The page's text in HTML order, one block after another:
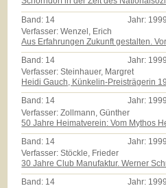
Band: 14 Jahr: 1999
Verfasser: Wenzel, Erich
Aus Erfahrungen Zukunft gestalten.
Band: 14 Jahr: 1999
Verfasser: Steinhauer, Margret
Heidi Gauch, Künkelin-Preisträgerin
Band: 14 Jahr: 1999
Verfasser: Zollmann, Günther
50 Jahre Heimatverein: Vom Mythos
Band: 14 Jahr: 1999
Verfasser: Stöckle, Frieder
30 Jahre Club Manufaktur. Werner
Band: 14 Jahr: 1999